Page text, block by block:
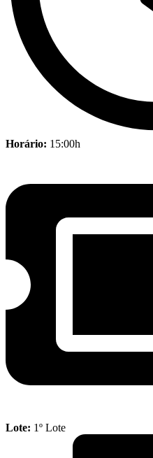
Horário: 15:00h
Lote: 1º Lote